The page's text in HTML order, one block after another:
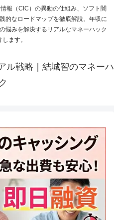
報（CIC）の異動の仕組み、ソフト闇
的なロードマップを徹底解説。年収に
悩みを解決するリアルなマネーハック
ます。
ル戦略｜結城智のマネーハ